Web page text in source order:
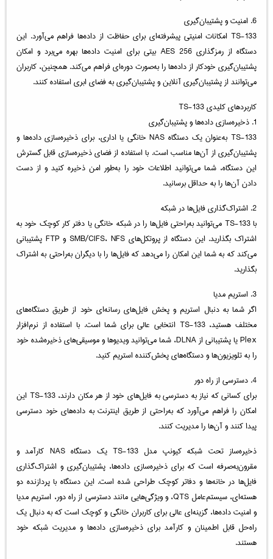
6. امنیت و پشتیبان‌گیری
TS-133 امکانات امنیتی پیشرفته‌ای برای حفاظت از داده‌ها فراهم می‌آورد. این
دستگاه از رمزگذاری AES 256 بیتی برای امنیت داده‌ها بهره می‌برد و امکان
پشتیبان‌گیری خودکار از داده‌ها را به‌صورت دوره‌ای فراهم می‌کند. همچنین، کاربران
می‌توانند از پشتیبان‌گیری آنلاین و پشتیبان‌گیری به فضای ابری استفاده کنند.
کاربردهای کلیدی TS-133
1. ذخیره‌سازی داده‌ها و پشتیبان‌گیری
TS-133 به‌عنوان یک دستگاه NAS خانگی یا اداری، برای ذخیره‌سازی داده‌ها و
پشتیبان‌گیری از آن‌ها مناسب است. با استفاده از فضای ذخیره‌سازی قابل گسترش
این دستگاه، شما می‌توانید اطلاعات خود را به‌طور امن ذخیره کنید و از دست
دادن آن‌ها را به حداقل برسانید.
2. اشتراک‌گذاری فایل‌ها در شبکه
با TS-133 می‌توانید به‌راحتی فایل‌ها را در شبکه خانگی یا دفتر کار کوچک خود به
اشتراک بگذارید. این دستگاه از پروتکل‌های SMB/CIFS، NFS و FTP پشتیبانی
می‌کند که به شما این امکان را می‌دهد که فایل‌ها را با دیگران به‌راحتی به اشتراک
بگذارید.
3. استریم مدیا
اگر شما به دنبال استریم و پخش فایل‌های رسانه‌ای خود از طریق دستگاه‌های
مختلف هستید، TS-133 انتخابی عالی برای شما است. با استفاده از نرم‌افزار
Plex یا پشتیبانی از DLNA، شما می‌توانید ویدیوها و موسیقی‌های ذخیره‌شده خود
را به تلویزیون‌ها و دستگاه‌های پخش‌کننده استریم کنید.
4. دسترسی از راه دور
برای کسانی که نیاز به دسترسی به فایل‌های خود از هر مکان دارند، TS-133 این
امکان را فراهم می‌آورد که به‌راحتی از طریق اینترنت به داده‌های خود دسترسی
پیدا کنند و آن‌ها را مدیریت کنند.
ذخیره‌ساز تحت شبکه کیونپ مدل TS-133 یک دستگاه NAS کارآمد و
مقرون‌به‌صرفه است که برای ذخیره‌سازی داده‌ها، پشتیبان‌گیری و اشتراک‌گذاری
فایل‌ها در خانه‌ها و دفاتر کوچک طراحی شده است. این دستگاه با پردازنده دو
هسته‌ای، سیستم‌عامل QTS، و ویژگی‌هایی مانند دسترسی از راه دور، استریم مدیا
و امنیت داده‌ها، گزینه‌ای عالی برای کاربران خانگی و کوچک است که به دنبال یک
راه‌حل قابل اطمینان و کارآمد برای ذخیره‌سازی داده‌ها و مدیریت شبکه خود
هستند.